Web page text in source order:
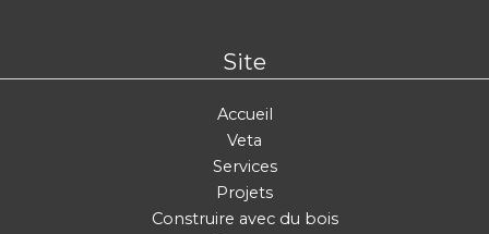
Site
Accueil
Veta
Services
Projets
Construire avec du bois